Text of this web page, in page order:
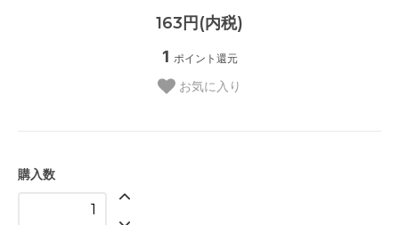
163円(内税)
1 ポイント還元
お気に入り
購入数